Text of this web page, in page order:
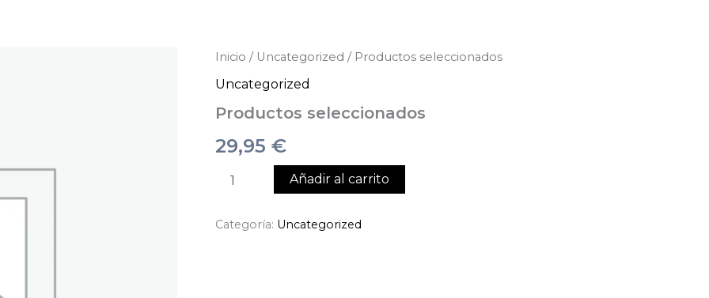
Inicio / Uncategorized / Productos seleccionados
Uncategorized
Productos seleccionados
29,95 €
Productos
cantidad
Añadir al carrito
Categoría: Uncategorized